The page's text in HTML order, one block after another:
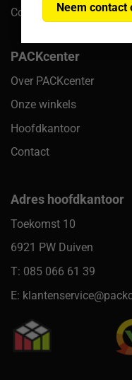
Neem contact
Cookiebeleid
PACKcenter
Over PACKcenter
Onze winkels
Hoofdkantoor
Contact
Adres hoofdkantoor
Toekomst 10
6921 PW Duiven
T: 085 066 61 39
E: